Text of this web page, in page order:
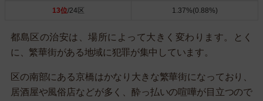
13位/24区 1.37%(0.88%)
都島区の治安は、場所によって大きく変わります。とく
に、繁華街がある地域に犯罪が集中しています。
区の南部にある京橋はかなり大きな繁華街になっており、
居酒屋や風俗店などが多く、酔っ払いの喧嘩が目立つので